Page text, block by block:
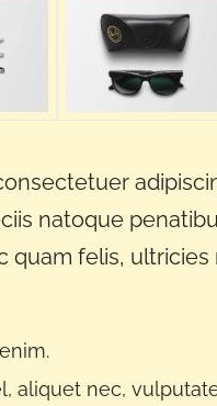
natoque
quam felis,
aliquet nec,